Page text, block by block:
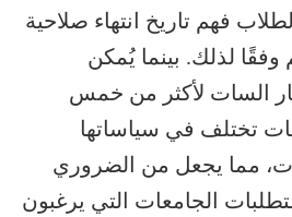
فهم تاريخ انتهاء صلاحية
وفقًا لذلك. بينما يُمكن
السات لأكثر من خمس
تختلف في سياساتها
مما يجعل من الضروري
الجامعات التي يرغبون